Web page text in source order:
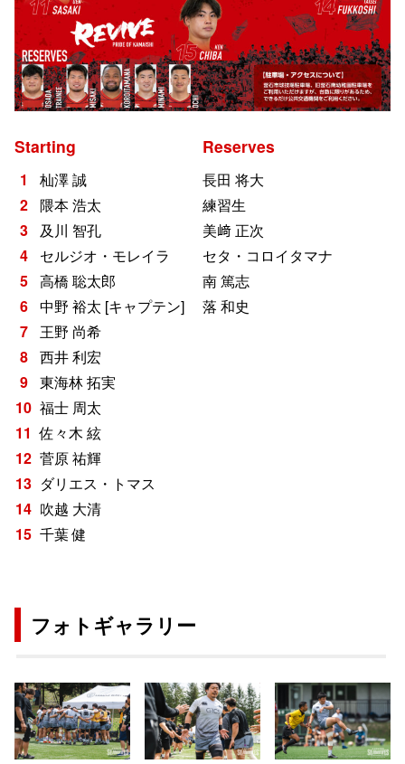
Starting
杣澤 誠
隈本 浩太
及川 智孔
セルジオ・モレイラ
高橋 聡太郎
中野 裕太 [キャプテン]
王野 尚希
西井 利宏
東海林 拓実
福士 周太
佐々木 絃
菅原 祐輝
ダリエス・トマス
吹越 大清
千葉 健
Reserves
長田 将大
練習生
美﨑 正次
セタ・コロイタマナ
南 篤志
落 和史
フォトギャラリー